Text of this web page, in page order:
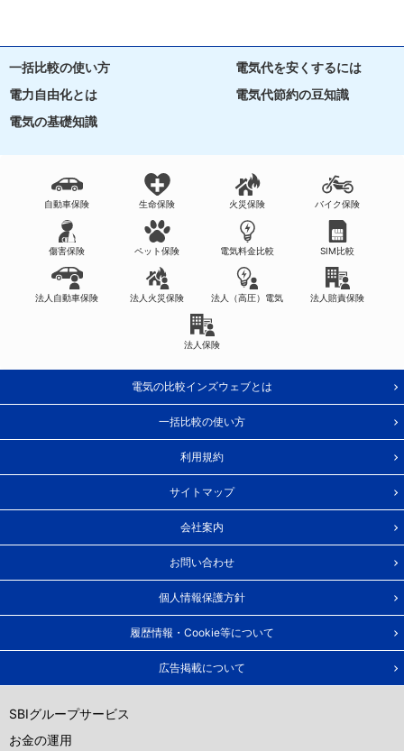
一括比較の使い方
電気代を安くするには
電力自由化とは
電気代節約の豆知識
電気の基礎知識
自動車保険 生命保険 火災保険 バイク保険
傷害保険 ペット保険 電気料金比較 SIM比較
法人自動車保険 法人火災保険 法人（高圧）電気 法人賠責保険
法人保険
電気の比較インズウェブとは
一括比較の使い方
利用規約
サイトマップ
会社案内
お問い合わせ
個人情報保護方針
履歴情報・Cookie等について
広告掲載について
SBIグループサービス
お金の運用